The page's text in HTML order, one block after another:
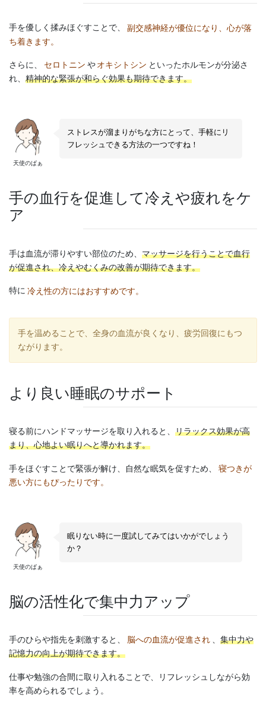
手を優しく揉みほぐすことで、
副交感神経が優位になり、心が落
ち着きます。
さらに、 セロトニン や オキシトシン といったホルモンが分泌さ
れ、 精神的な緊張が和らぐ効果も期待できます。
天使のぱぁ
ストレスが溜まりがちな方にとって、手軽にリ
フレッシュできる方法の一つですね！
手の血行を促進して冷えや疲れをケ
ア
手は血流が滞りやすい部位のため、 マッサージを行うことで血行
が促進され、冷えやむくみの改善が期待できます。
特に 冷え性の方にはおすすめです。
手を温めることで、全身の血流が良くなり、疲労回復にもつ
ながります。
より良い睡眠のサポート
寝る前にハンドマッサージを取り入れると、 リラックス効果が高
まり、心地よい眠りへと導かれます。
手をほぐすことで緊張が解け、自然な眠気を促すため、
寝つきが
悪い方にもぴったりです。
天使のぱぁ
眠りない時に一度試してみてはいかがでしょう
か？
脳の活性化で集中力アップ
手のひらや指先を刺激すると、 脳への血流が促進され 、 集中力や
記憶力の向上が期待できます。
仕事や勉強の合間に取り入れることで、リフレッシュしながら効
率を高められるでしょう。